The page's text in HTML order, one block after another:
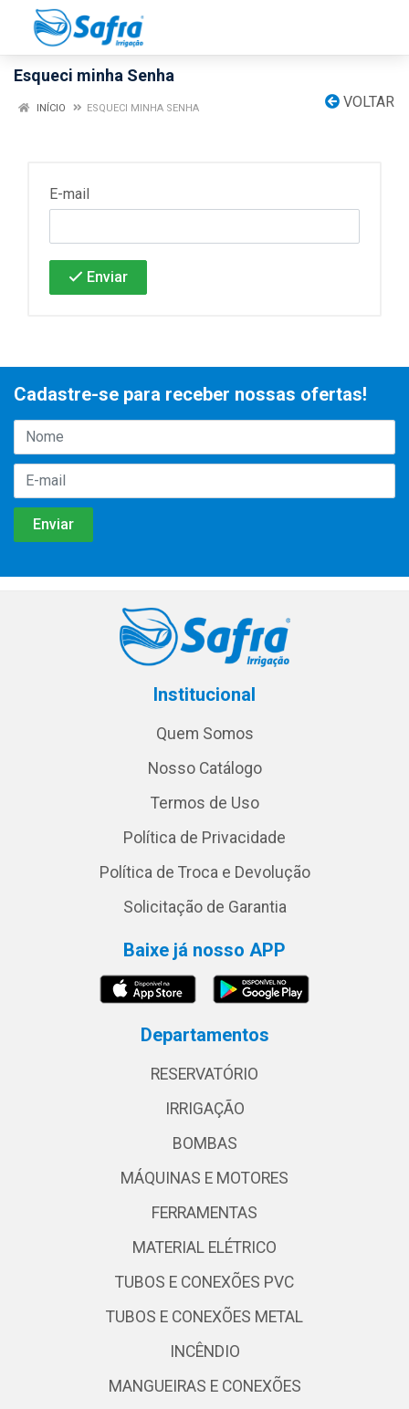
Esqueci minha Senha
VOLTAR
INÍCIO ESQUECI MINHA SENHA
E-mail
Enviar
Cadastre-se para receber nossas ofertas!
Institucional
Quem Somos
Nosso Catálogo
Termos de Uso
Política de Privacidade
Política de Troca e Devolução
Solicitação de Garantia
Baixe já nosso APP
Departamentos
RESERVATÓRIO
IRRIGAÇÃO
BOMBAS
MÁQUINAS E MOTORES
FERRAMENTAS
MATERIAL ELÉTRICO
TUBOS E CONEXÕES PVC
TUBOS E CONEXÕES METAL
INCÊNDIO
MANGUEIRAS E CONEXÕES